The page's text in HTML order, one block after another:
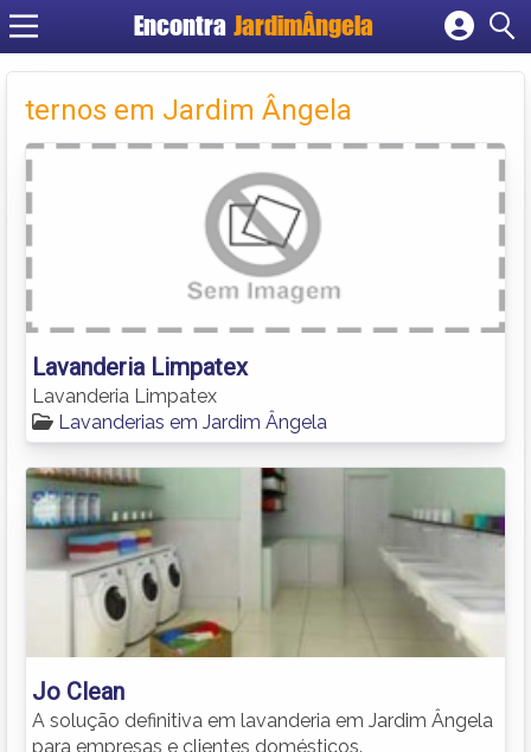
EncontraJardimÂngela
Cadastrar empresa
Fazer login
Criar conta
ternos em Jardim Ângela
Lavanderia Limpatex
Lavanderia Limpatex
Lavanderias em Jardim Ângela
Jo Clean
A solução definitiva em lavanderia em Jardim Ângela
para empresas e clientes domésticos.